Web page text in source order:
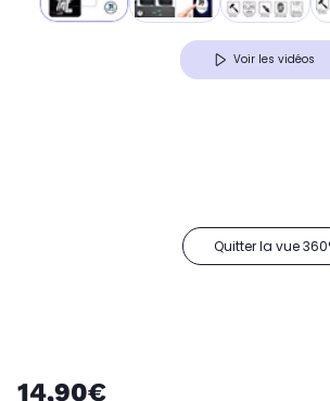
Voir les vidéos
Quitter la vue
14,90€